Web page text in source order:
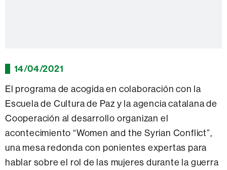
14/04/2021
El programa de acogida en colaboración con la
Escuela de Cultura de Paz y la agencia catalana de
Cooperación al desarrollo organizan el
acontecimiento “Women and the Syrian Conflict”,
una mesa redonda con ponientes expertas para
hablar sobre el rol de las mujeres durante la guerra